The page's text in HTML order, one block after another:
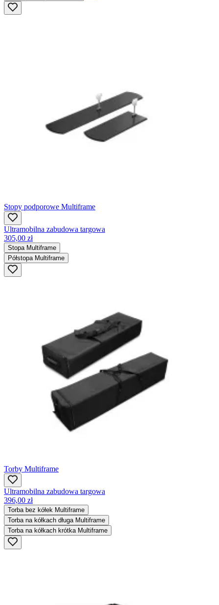
Stopy podporowe Multiframe
Ultramobilna zabudowa targowa
305,00 zł
Stopa Multiframe
Półstopa Multiframe
Torby Multiframe
Ultramobilna zabudowa targowa
396,00 zł
Torba bez kółek Multiframe
Torba na kółkach długa Multiframe
Torba na kółkach krótka Multiframe